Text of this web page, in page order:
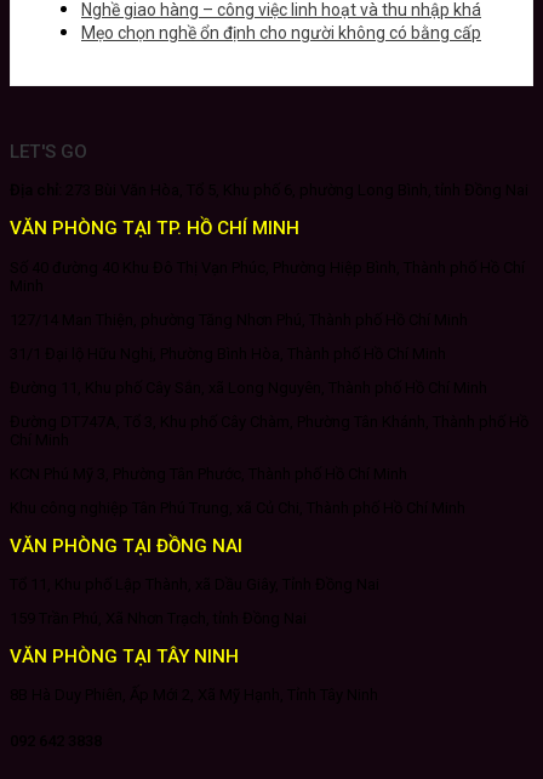
Nghề giao hàng – công việc linh hoạt và thu nhập khá
Mẹo chọn nghề ổn định cho người không có bằng cấp
LET'S GO
VĂN PHÒNG TẠI TP. HỒ CHÍ MINH
VĂN PHÒNG TẠI ĐỒNG NAI
VĂN PHÒNG TẠI TÂY NINH